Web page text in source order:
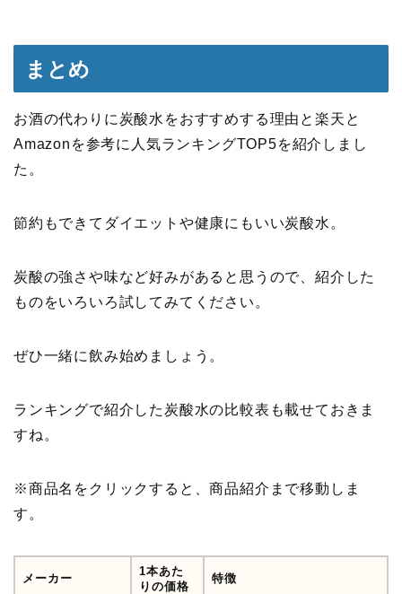
まとめ
お酒の代わりに炭酸水をおすすめする理由と楽天と
Amazonを参考に人気ランキングTOP5を紹介しまし
た。
節約もできてダイエットや健康にもいい炭酸水。
炭酸の強さや味など好みがあると思うので、紹介した
ものをいろいろ試してみてください。
ぜひ一緒に飲み始めましょう。
ランキングで紹介した炭酸水の比較表も載せておきま
すね。
※商品名をクリックすると、商品紹介まで移動しま
す。
メーカー
1本あた
りの価格
特徴